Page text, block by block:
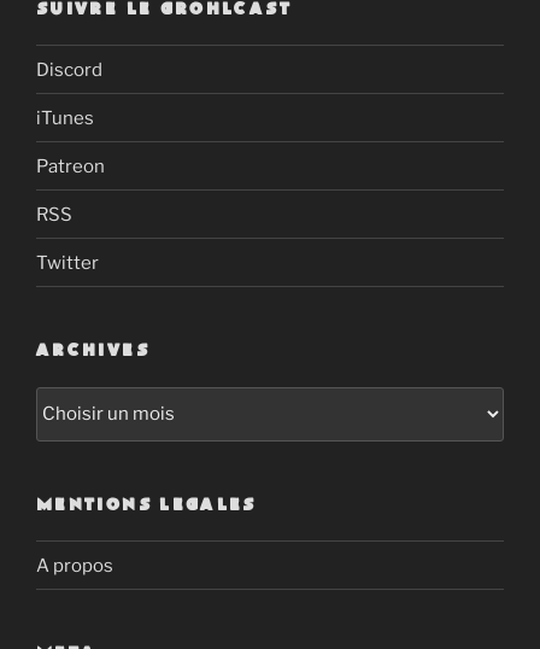
SUIVRE LE GROHLCAST
Discord
iTunes
Patreon
RSS
Twitter
ARCHIVES
Archives
MENTIONS LEGALES
A propos